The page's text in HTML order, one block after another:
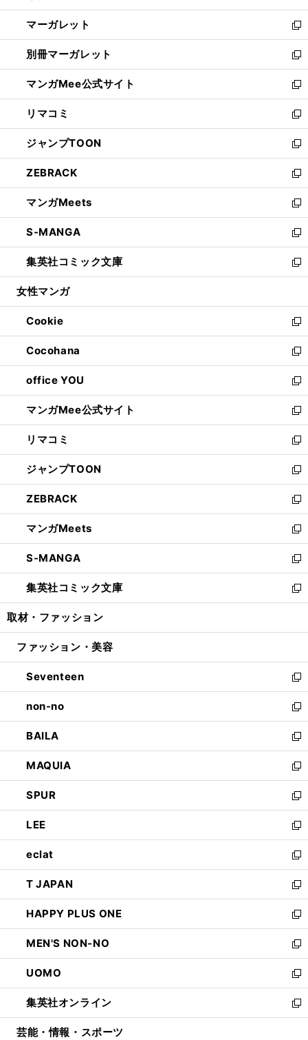
開
く
ウ
で
開
く
ン
ド
ウ
で
開
く
し
い
ウ
ィ
ン
ド
ウ
で
開
く
マーガレット
新
し
い
ウ
ィ
ン
ド
ウ
で
開
く
別冊マーガレット
新
し
い
ウ
ィ
ン
ド
ウ
で
開
く
マンガMee公式サイト
新
し
い
ウ
ィ
ン
ド
ウ
で
開
く
リマコミ
新
し
い
ウ
ィ
ン
ド
ウ
で
開
く
ジャンプTOON
新
し
い
ウ
ィ
ン
ド
ウ
で
開
ZEBRACK
新
し
い
ウ
ィ
ン
ド
ウ
開
く
マンガMeets
新
し
い
ウ
ィ
ン
ウ
で
開
く
S-MANGA
新
し
い
ウ
ン
ド
ウ
で
開
く
集英社コミック文庫
新
し
ウ
ィ
ン
ド
ウ
で
開
く
女性マンガ
Cookie
新
し
い
ウ
ィ
ン
ド
ウ
で
開
く
Cocohana
新
し
い
ウ
ィ
ン
ド
ウ
で
開
く
office YOU
新
し
い
ウ
ィ
ン
ド
ウ
で
開
く
マンガMee公式サイト
新
し
い
ウ
ィ
ン
ド
ウ
で
開
く
リマコミ
新
し
い
ウ
ィ
ン
ド
ウ
で
開
く
ジャンプTOON
新
し
い
ウ
ィ
ン
ド
ウ
で
開
ZEBRACK
新
し
い
ウ
ィ
ン
ド
ウ
開
マンガMeets
新
し
い
ウ
ィ
ン
ウ
開
く
S-MANGA
新
し
い
ウ
ン
ウ
で
開
く
集英社コミック文庫
新
し
ウ
ン
ド
ウ
で
開
く
取材・ファッション
ファッション・美容
Seventeen
新
し
い
ウ
ィ
ン
ド
ウ
で
開
く
non-no
新
し
い
ウ
ィ
ン
ド
ウ
で
開
く
BAILA
新
し
い
ウ
ィ
ン
ド
ウ
で
開
く
MAQUIA
新
し
い
ウ
ィ
ン
ド
ウ
で
開
く
SPUR
新
し
い
ウ
ィ
ン
ド
ウ
で
開
く
LEE
新
し
い
ウ
ィ
ン
ド
ウ
で
開
く
eclat
新
し
い
ウ
ィ
ン
ド
ウ
で
開
く
T JAPAN
新
し
い
ウ
ィ
ン
ド
ウ
で
開
HAPPY PLUS ONE
新
し
い
ウ
ィ
ン
ド
ウ
MEN'S NON-NO
新
し
い
ウ
ィ
ン
UOMO
新
し
い
ウ
集英社オンライン
新
し
芸能・情報・スポーツ